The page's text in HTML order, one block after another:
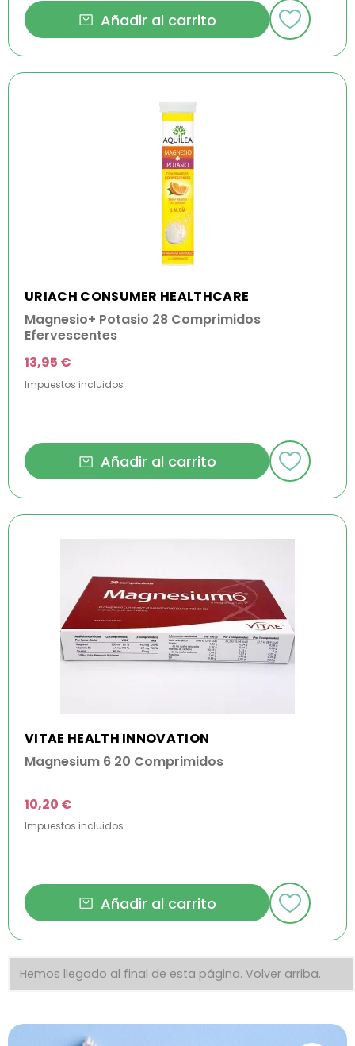
Añadir al carrito
URIACH CONSUMER HEALTHCARE
Magnesio+ Potasio 28 Comprimidos
Efervescentes
13,95 €
Impuestos incluidos
Añadir al carrito
VITAE HEALTH INNOVATION
Magnesium 6 20 Comprimidos
10,20 €
Impuestos incluidos
Añadir al carrito
Hemos llegado al final de esta página. Volver arriba.